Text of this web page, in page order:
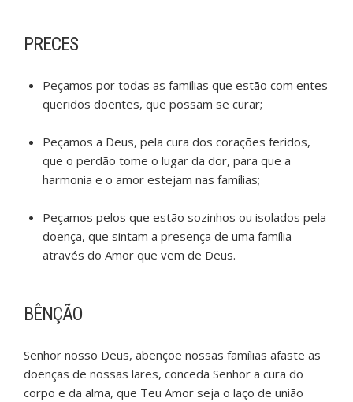
PRECES
Peçamos por todas as famílias que estão com entes
queridos doentes, que possam se curar;
Peçamos a Deus, pela cura dos corações feridos,
que o perdão tome o lugar da dor, para que a
harmonia e o amor estejam nas famílias;
Peçamos pelos que estão sozinhos ou isolados pela
doença, que sintam a presença de uma família
através do Amor que vem de Deus.
BÊNÇÃO
Senhor nosso Deus, abençoe nossas famílias afaste as
doenças de nossas lares, conceda Senhor a cura do
corpo e da alma, que Teu Amor seja o laço de união